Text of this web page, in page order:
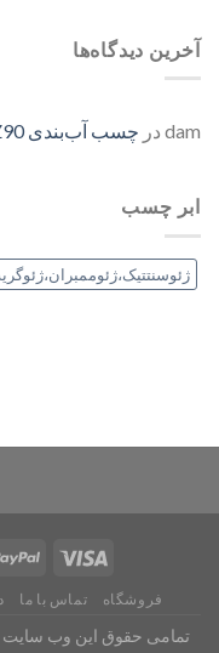
آخرین دیدگاه‌ها
dam در چسب آب‌بندی Z90 (بطری ۱ لیتری)
ابر چسب
فروشگاه تماس با ما
تمامی حقوق این وب سایت